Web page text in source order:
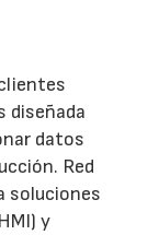
diseñada
datos
Red
soluciones
y